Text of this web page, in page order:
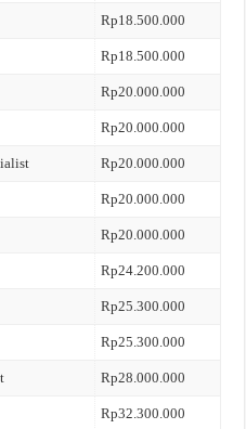
Rp18.500.000
Rp18.500.000
Rp20.000.000
Rp20.000.000
Rp20.000.000
Rp20.000.000
Rp20.000.000
Rp24.200.000
Rp25.300.000
Rp25.300.000
Rp28.000.000
Rp32.300.000